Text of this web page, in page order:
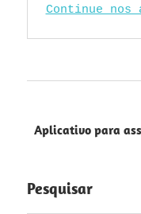
Continue nos
de
Post
Aplicativo para
Pesquisar